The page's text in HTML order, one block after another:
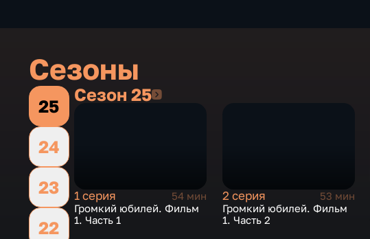
Сезоны
25
24
23
22
Сезон 25Сезон 25
1 серия
54 мин
Громкий юбилей. Фильм
1. Часть 1
2 серия
53 мин
Громкий юбилей. Фильм
1. Часть 2